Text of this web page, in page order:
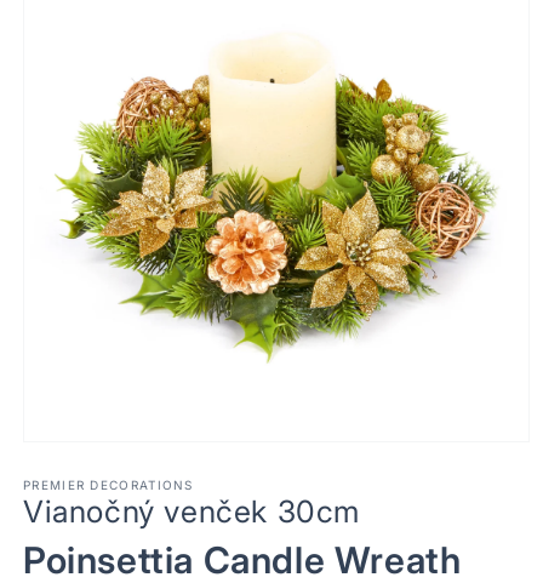
1
v
modálnom
PREMIER DECORATIONS
Vianočný venček 30cm
Poinsettia Candle Wreath